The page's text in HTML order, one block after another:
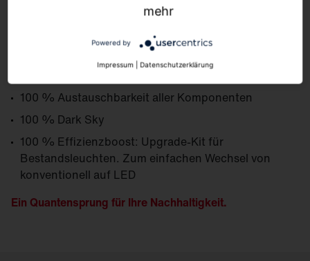
Konsequent umgesetzt.
100 % Modulares Produkt- und Ersatzteilkonzept
100 % Austauschbarkeit aller Komponenten
100 % Dark Sky
100 % Effizienzboost: Upgrade-Kit für
Bestandsleuchten. Zum einfachen Wechsel von
konventionell auf LED
Ein Quantensprung für Ihre Nachhaltigkeit.
mehr
Powered by
Impressum Datenschutzerklärung